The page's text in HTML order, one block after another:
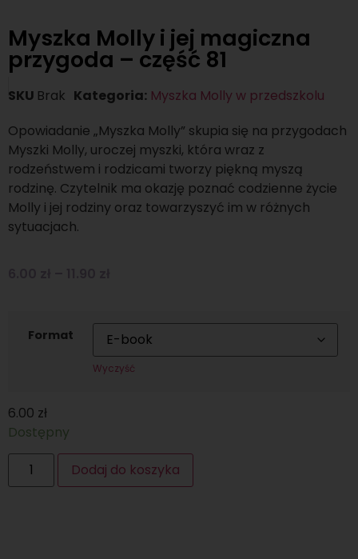
Myszka Molly i jej magiczna
przygoda – część 81
SKU Brak Kategoria: Myszka Molly w przedszkolu
Opowiadanie „Myszka Molly” skupia się na przygodach
Myszki Molly, uroczej myszki, która wraz z
rodzeństwem i rodzicami tworzy piękną myszą
rodzinę. Czytelnik ma okazję poznać codzienne życie
Molly i jej rodziny oraz towarzyszyć im w różnych
sytuacjach.
Format
Wyczyść
6.00 zł
Dostępny
Dodaj do koszyka